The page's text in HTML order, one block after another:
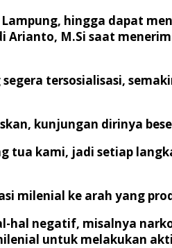
hingga dapat
M.Si saat
tersosialisasi,
kunjungan dirinya
tua kami, jadi setiap
milenial ke arah yang
negatif, misalnya
untuk melakukan